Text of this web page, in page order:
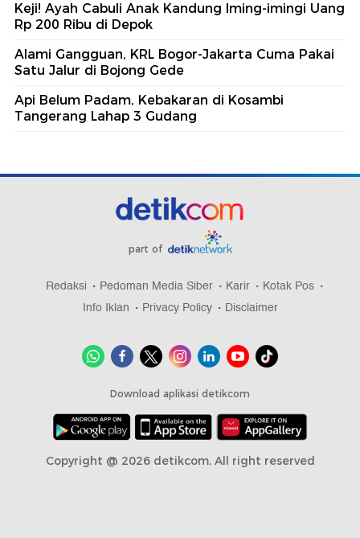
Keji! Ayah Cabuli Anak Kandung Iming-imingi Uang
Rp 200 Ribu di Depok
Alami Gangguan, KRL Bogor-Jakarta Cuma Pakai
Satu Jalur di Bojong Gede
Api Belum Padam, Kebakaran di Kosambi
Tangerang Lahap 3 Gudang
part of
Redaksi Pedoman Media Siber Karir
Kotak Pos
Info Iklan
Privacy Policy Disclaimer
Download aplikasi detikcom
Copyright @ 2026 detikcom, All right reserved